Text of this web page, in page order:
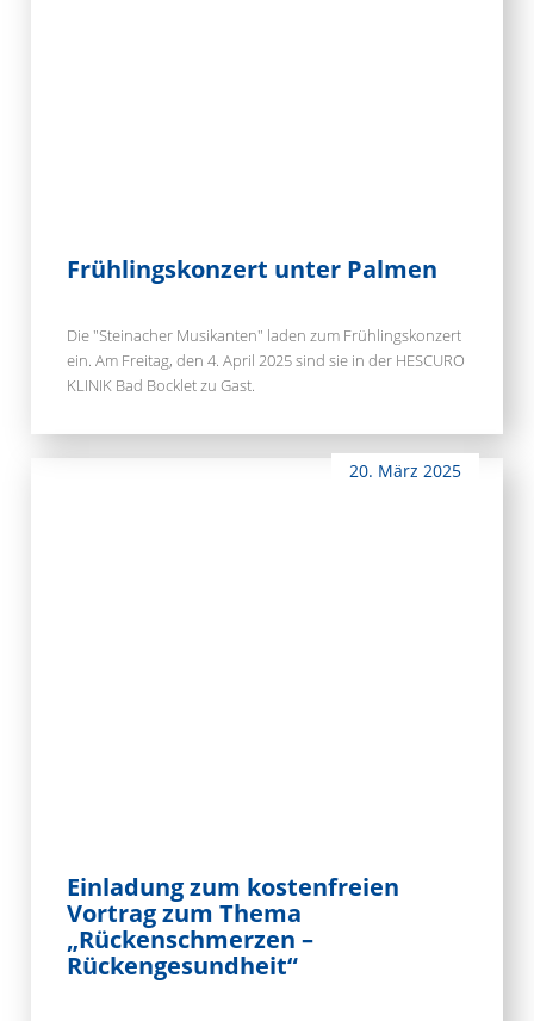
Frühlingskonzert unter Palmen
Die "Steinacher Musikanten" laden zum Frühlingskonzert
ein. Am Freitag, den 4. April 2025 sind sie in der HESCURO
KLINIK Bad Bocklet zu Gast.
Einladung zum kostenfreien
Vortrag zum Thema
„Rückenschmerzen –
Rückengesundheit“
20. März 2025